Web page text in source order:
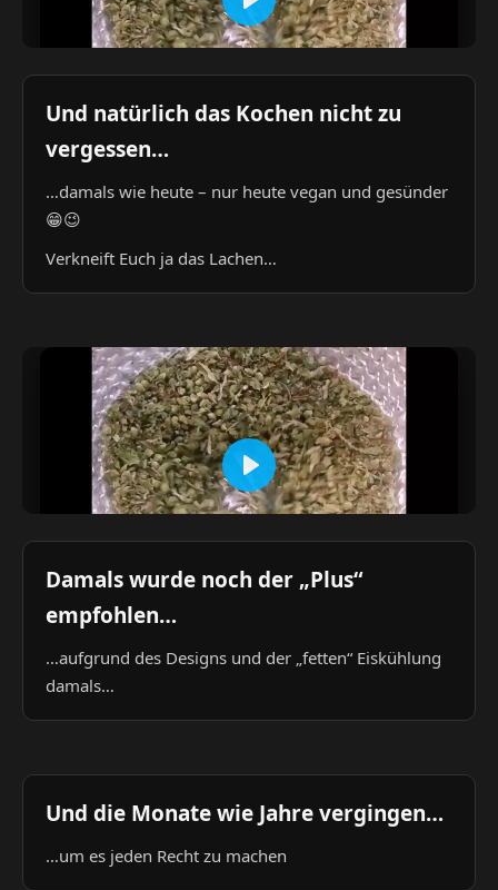
Und natürlich das Kochen nicht zu
vergessen…
…damals wie heute – nur heute vegan und gesünder
😁😉
Verkneift Euch ja das Lachen…
Damals wurde noch der „Plus“
empfohlen…
…aufgrund des Designs und der „fetten“ Eiskühlung
damals…
Und die Monate wie Jahre vergingen…
…um es jeden Recht zu machen